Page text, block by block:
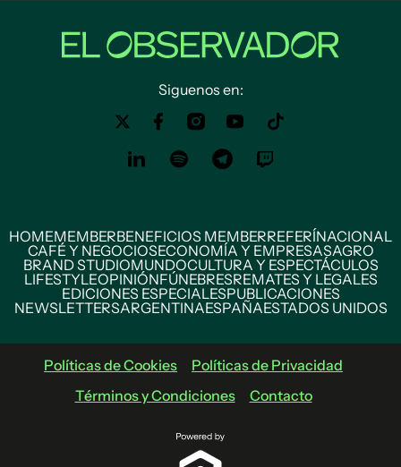
Siguenos en:
HOMEMEMBERBENEFICIOS MEMBERREFERÍNACIONAL
CAFÉ Y NEGOCIOSECONOMÍA Y EMPRESASAGRO
BRAND STUDIOMUNDOCULTURA Y ESPECTÁCULOS
LIFESTYLEOPINIÓNFÚNEBRESREMATES Y LEGALES
EDICIONES ESPECIALESPUBLICACIONES
NEWSLETTERSARGENTINAESPAÑAESTADOS UNIDOS
Políticas de Cookies
Políticas de Privacidad
Términos y Condiciones
Contacto